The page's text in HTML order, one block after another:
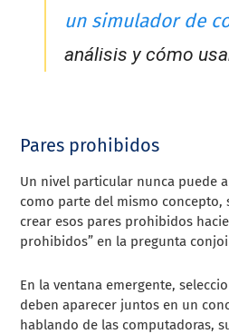
un simulador de
análisis y cómo
Pares prohibidos
Un nivel particular nunca puede
como parte del mismo concepto,
crear esos pares prohibidos
prohibidos” en la pregunta
En la ventana emergente,
deben aparecer juntos en un
hablando de las computadoras,